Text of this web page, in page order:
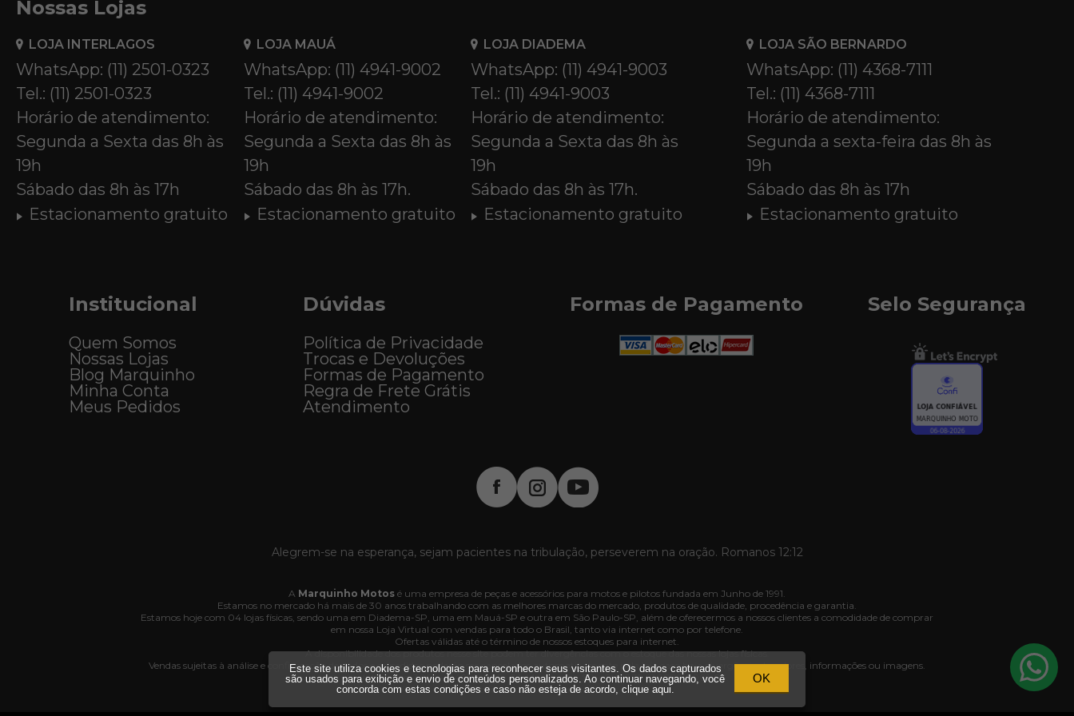
Nossas Lojas
LOJA INTERLAGOS
WhatsApp: (11) 2501-0323
Tel.: (11) 2501-0323
Horário de atendimento:
Segunda a Sexta das 8h às
19h
Sábado das 8h às 17h
Estacionamento gratuito
LOJA MAUÁ
WhatsApp: (11) 4941-9002
Tel.: (11) 4941-9002
Horário de atendimento:
Segunda a Sexta das 8h às
19h
Sábado das 8h às 17h.
Estacionamento gratuito
LOJA DIADEMA
WhatsApp: (11) 4941-9003
Tel.: (11) 4941-9003
Horário de atendimento:
Segunda a Sexta das 8h às
19h
Sábado das 8h às 17h.
Estacionamento gratuito
LOJA SÃO BERNARDO
WhatsApp: (11) 4368-7111
Tel.: (11) 4368-7111
Horário de atendimento:
Segunda a sexta-feira das 8h às
19h
Sábado das 8h às 17h
Estacionamento gratuito
Institucional
Quem Somos
Nossas Lojas
Blog Marquinho
Minha Conta
Meus Pedidos
Dúvidas
Política de Privacidade
Trocas e Devoluções
Formas de Pagamento
Regra de Frete Grátis
Atendimento
Formas de Pagamento Selo Segurança
Alegrem-se na esperança, sejam pacientes na tribulação, perseverem na oração. Romanos 12:12
A Marquinho Motos é uma empresa de peças e acessórios para motos e pilotos fundada em Junho de 1991.
Estamos no mercado há mais de 30 anos trabalhando com as melhores marcas do mercado, produtos de qualidade, procedência e garantia.
Estamos hoje com 04 lojas físicas, sendo uma em Diadema-SP, uma em Mauá-SP e outra em São Paulo-SP, além de oferecermos a nossos clientes a comodidade de comprar
em nossa Loja Virtual com vendas para todo o Brasil, tanto via internet como por telefone.
Ofertas válidas até o término de nossos estoques para internet.
A disponibilidade dos produtos nesse site podem ter divergências com o estoque das nossas lojas físicas.
Vendas sujeitas à análise e confirmação de dados e os pedidos poderão ser cancelados automaticamente pela loja caso haja divergência de valores, informações ou imagens.
Av. Interlagos, 3064 - 04660-005 - Jd. Marajoara - SP - CNPJ 35.636.876/0001-03.
Todos os direitos reservados.
Este site utiliza cookies e tecnologias para reconhecer seus visitantes. Os dados capturados
são usados para exibição e envio de conteúdos personalizados. Ao continuar navegando, você
concorda com estas condições e caso não esteja de acordo, clique aqui.
OK